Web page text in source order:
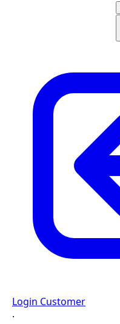
Login Customer
·